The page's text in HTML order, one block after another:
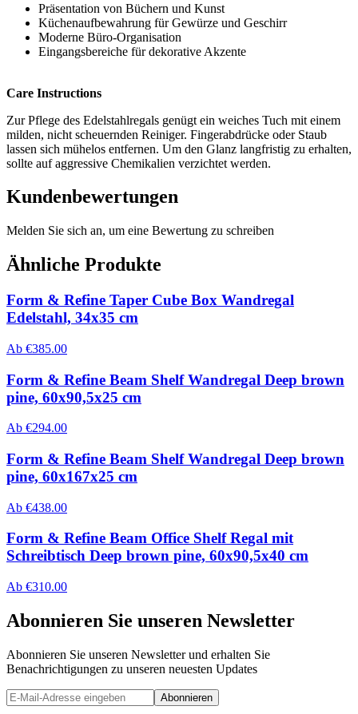
Präsentation von Büchern und Kunst
Küchenaufbewahrung für Gewürze und Geschirr
Moderne Büro-Organisation
Eingangsbereiche für dekorative Akzente
Care Instructions
Zur Pflege des Edelstahlregals genügt ein weiches Tuch mit einem
milden, nicht scheuernden Reiniger. Fingerabdrücke oder Staub
lassen sich mühelos entfernen. Um den Glanz langfristig zu erhalten,
sollte auf aggressive Chemikalien verzichtet werden.
Kundenbewertungen
Melden Sie sich an, um eine Bewertung zu schreiben
Ähnliche Produkte
Form & Refine Taper Cube Box Wandregal
Edelstahl, 34x35 cm
Ab €385.00
Form & Refine Beam Shelf Wandregal Deep brown
pine, 60x90,5x25 cm
Ab €294.00
Form & Refine Beam Shelf Wandregal Deep brown
pine, 60x167x25 cm
Ab €438.00
Form & Refine Beam Office Shelf Regal mit
Schreibtisch Deep brown pine, 60x90,5x40 cm
Ab €310.00
Abonnieren Sie unseren Newsletter
Abonnieren Sie unseren Newsletter und erhalten Sie
Benachrichtigungen zu unseren neuesten Updates
Abonnieren